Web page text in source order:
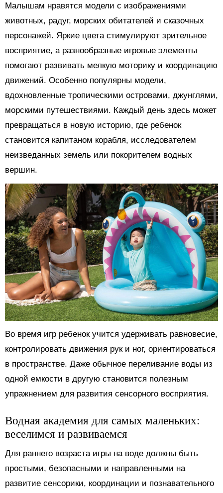
Малышам нравятся модели с изображениями
животных, радуг, морских обитателей и сказочных
персонажей. Яркие цвета стимулируют зрительное
восприятие, а разнообразные игровые элементы
помогают развивать мелкую моторику и координацию
движений. Особенно популярны модели,
вдохновленные тропическими островами, джунглями,
морскими путешествиями. Каждый день здесь может
превращаться в новую историю, где ребенок
становится капитаном корабля, исследователем
неизведанных земель или покорителем водных
вершин.
Во время игр ребенок учится удерживать равновесие,
контролировать движения рук и ног, ориентироваться
в пространстве. Даже обычное переливание воды из
одной емкости в другую становится полезным
упражнением для развития сенсорного восприятия.
Водная академия для самых маленьких:
веселимся и развиваемся
Для раннего возраста игры на воде должны быть
простыми, безопасными и направленными на
развитие сенсорики, координации и познавательного